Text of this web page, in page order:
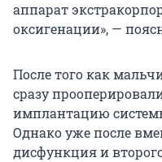
аппарат
оксигенации», —
После того как
сразу
имплантацию
Однако уже после
дисфункция и